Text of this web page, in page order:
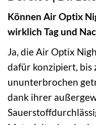
Können Air Optix
wirklich Tag und
Ja, die Air Optix
dafür konzipiert, bis
ununterbrochen
dank ihrer